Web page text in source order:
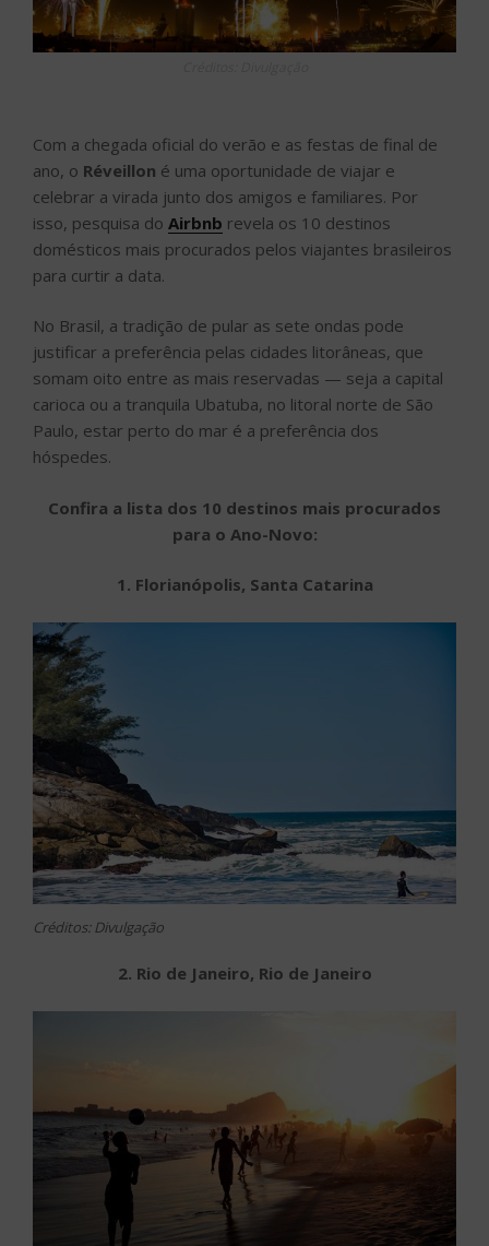
Com a chegada oficial do verão e as festas de final de
ano, o Réveillon é uma oportunidade de viajar e
celebrar a virada junto dos amigos e familiares. Por
isso, pesquisa do Airbnb revela os 10 destinos
domésticos mais procurados pelos viajantes brasileiros
para curtir a data.
No Brasil, a tradição de pular as sete ondas pode
justificar a preferência pelas cidades litorâneas, que
somam oito entre as mais reservadas — seja a capital
carioca ou a tranquila Ubatuba, no litoral norte de São
Paulo, estar perto do mar é a preferência dos
hóspedes.
Confira a lista dos 10 destinos mais procurados
para o Ano-Novo:
1. Florianópolis, Santa Catarina
Créditos: Divulgação
2. Rio de Janeiro, Rio de Janeiro